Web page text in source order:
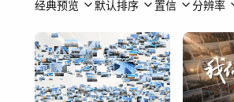
经典预览 默认排序 置信 分辨率